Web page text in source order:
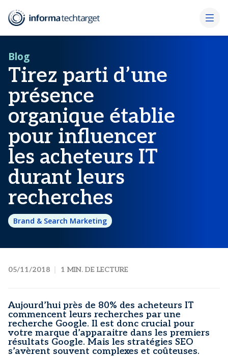
Blog
Tirez parti d’une
présence
organique établie
pour influencer
les acheteurs IT
durant leurs
recherches
Brand & Search Marketing
05/11/2018 1 MIN. DE LECTURE
Aujourd’hui près de 80% des acheteurs IT
commencent leurs recherches par une
recherche Google. Il est donc crucial pour
votre marque d’apparaitre dans les premiers
résultats Google. Mais les stratégies SEO
s’avèrent souvent complexes et coûteuses.